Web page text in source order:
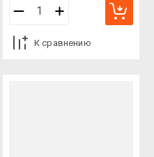
К сравнению